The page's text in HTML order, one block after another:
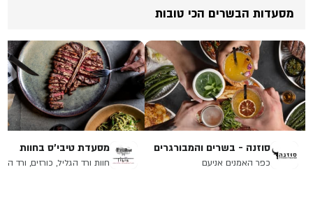
מסעדות הבשרים הכי טובות
סוזנה - בשרים והמבורגרים
כפר האמנים אניעם
מסעדת טיבי'ס בחוות
הנופש ורד הגליל
חוות ורד הגליל, כורזים, ורד